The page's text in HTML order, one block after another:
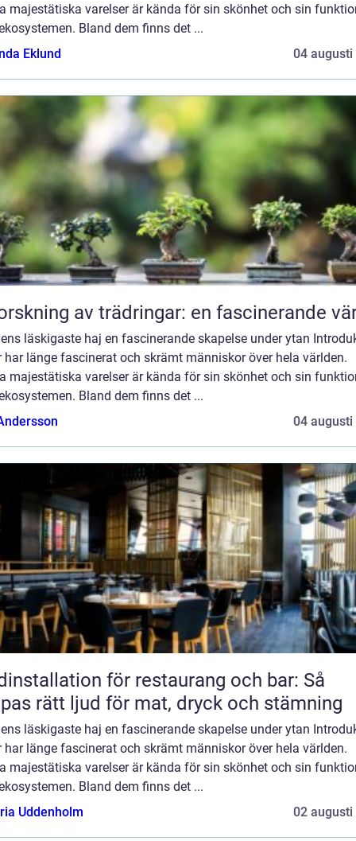
majestätiska varelser är kända för sin skönhet och sin
Bland dem finns det ...
Eklund
04 augusti
av trädringar: en fascinerande
läskigaste haj en fascinerande skapelse under ytan
har länge fascinerat och skrämt människor över hela världen.
majestätiska varelser är kända för sin skönhet och sin
Bland dem finns det ...
04 augusti
för restaurang och bar: Så
rätt ljud för mat, dryck och stämning
läskigaste haj en fascinerande skapelse under ytan
har länge fascinerat och skrämt människor över hela världen.
majestätiska varelser är kända för sin skönhet och sin
Bland dem finns det ...
Uddenholm
02 augusti